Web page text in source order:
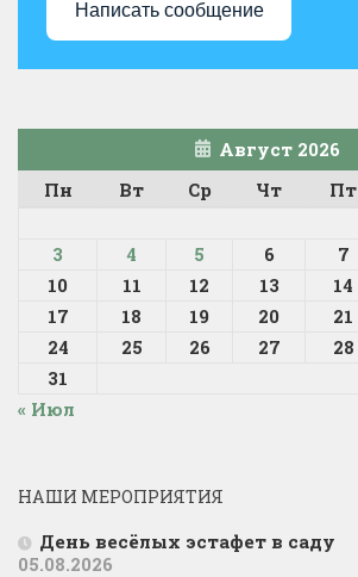
Написать сообщение
Август 2026
Пн
Вт Ср Чт Пт
3
4 5 6 7
10
11 12 13 14
17
18 19 20 21
24
25 26 27 28
31
« Июл
НАШИ МЕРОПРИЯТИЯ
День весёлых эстафет в саду
05.08.2026